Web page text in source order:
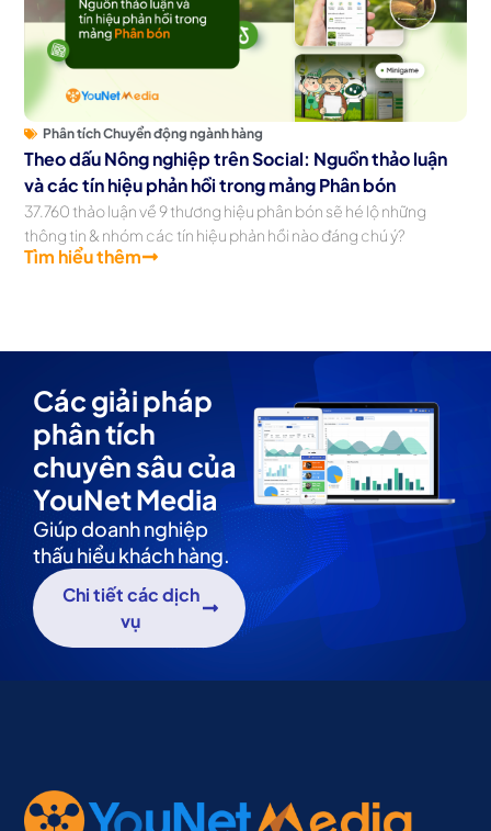
Phân tích Chuyển động ngành hàng
Theo dấu Nông nghiệp trên Social: Nguồn thảo luận
và các tín hiệu phản hồi trong mảng Phân bón
37.760 thảo luận về 9 thương hiệu phân bón sẽ hé lộ những
thông tin & nhóm các tín hiệu phản hồi nào đáng chú ý?
Tìm hiểu thêm
Các giải pháp
phân tích
chuyên sâu của
YouNet Media
Giúp doanh nghiệp
thấu hiểu khách hàng.
Chi tiết các dịch
vụ